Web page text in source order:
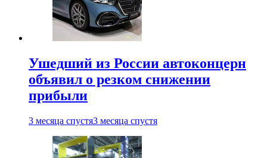
Ушедший из России автоконцерн
объявил о резком снижении
прибыли
3 месяца спустя3 месяца спустя